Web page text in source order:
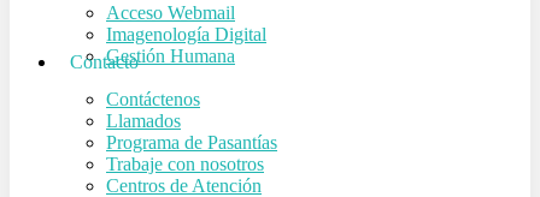
Acceso Webmail
Imagenología Digital
Gestión Humana
Contacto
Contáctenos
Llamados
Programa de Pasantías
Trabaje con nosotros
Centros de Atención